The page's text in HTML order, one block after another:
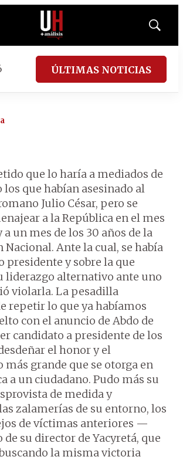
Mostrar
ÚLTIMAS NOTICIAS
que lo haría a mediados de
que habían asesinado al
Julio César, pero se
a la República en el mes
a un mes de los 30 años de la
Ante la cual, se había
presidente y sobre la que
liderazgo alternativo ante uno
violarla. La pesadilla
repetir lo que ya habíamos
con el anuncio de Abdo de
candidato a presidente de los
el honor y el
grande que se otorga en
a un ciudadano. Pudo más su
de medida y
zalamerías de su entorno, los
de víctimas anteriores —
de su director de Yacyretá, que
la misma victoria